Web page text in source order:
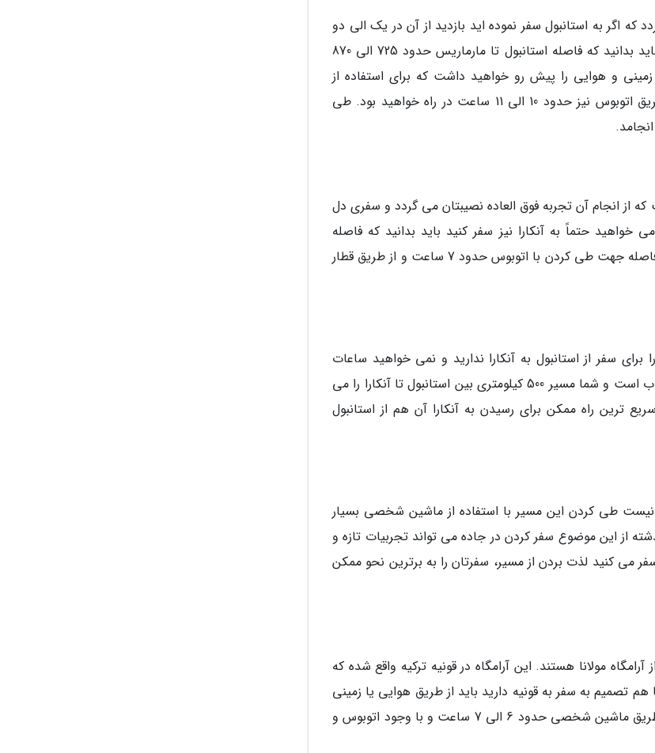
اگر به استانبول سفر نموده اید بازدید از آن در یک الی دو
روز می تواند سفر شما را خاطره انگیزتر کند. قبل از هر چیز باید بدانید که فاصله استانبول تا مارماریس حدود 725 الی 870
و هوایی را پیش رو خواهید داشت که برای استفاده از
ماشین شخصی حدود 7 الی 8 ساعت در راه هستید و از طریق اتوبوس نیز حدود 10 الی 11 ساعت در راه خواهید بود. طی
که از انجام آن تجربه فوق العاده نصیبتان می گردد و سفری دل
خواهید حتماً به آنکارا نیز سفر کنید باید بدانید که فاصله
استانبول تا آنکارا حدود 500 کیلومتر تخمین زده شده که این فاصله جهت طی کردن با اتوبوس حدود 7 ساعت و از طریق قطار
سفر از استانبول به آنکارا ندارید و نمی خواهید ساعات
طولانی را در جاده بگذرانید استفاده از راه هوایی برترین انتخاب است و شما مسیر 500 کیلومتری بین استانبول تا آنکارا را می
ترین راه ممکن برای رسیدن به آنکارا آن هم از استانبول
استانبول تا آنکارا 500 کیلومتر بیشتر نیست طی کردن این مسیر با استفاده از ماشین شخصی بسیار
می انجامد. گذشته از این موضوع سفر کردن در جاده می تواند تجربیات تازه و
می کنید لذت بردن از مسیر، سفرتان را به برترین نحو ممکن
مولانا هستند. این آرامگاه در قونیه ترکیه واقع شده که
است. حال اگر شما هم تصمیم به سفر به قونیه دارید باید از طریق هوایی یا زمینی
اقدام کنید که در این صورت با هواپیما حدود دو ساعت و از طریق ماشین شخصی حدود 6 الی 7 ساعت و با وجود اتوبوس و